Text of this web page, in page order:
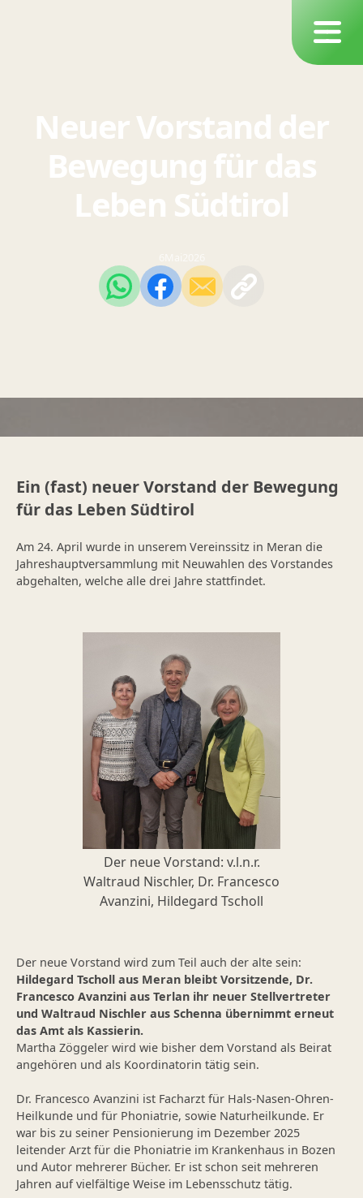
Neuer Vorstand der
Bewegung für das
Leben Südtirol
Ein (fast) neuer Vorstand der Bewegung
für das Leben Südtirol
Am 24. April wurde in unserem Vereinssitz in Meran die
Jahreshauptversammlung mit Neuwahlen des Vorstandes
abgehalten, welche alle drei Jahre stattfindet.
Der neue Vorstand: v.l.n.r.
Waltraud Nischler, Dr. Francesco
Avanzini, Hildegard Tscholl
Der neue Vorstand wird zum Teil auch der alte sein:
Hildegard Tscholl aus Meran bleibt Vorsitzende, Dr.
Francesco Avanzini aus Terlan ihr neuer Stellvertreter
und Waltraud Nischler aus Schenna übernimmt erneut
das Amt als Kassierin.
Martha Zöggeler wird wie bisher dem Vorstand als Beirat
angehören und als Koordinatorin tätig sein.
Dr. Francesco Avanzini ist Facharzt für Hals-Nasen-Ohren-
Heilkunde und für Phoniatrie, sowie Naturheilkunde. Er
war bis zu seiner Pensionierung im Dezember 2025
leitender Arzt für die Phoniatrie im Krankenhaus in Bozen
und Autor mehrerer Bücher. Er ist schon seit mehreren
Jahren auf vielfältige Weise im Lebensschutz tätig.